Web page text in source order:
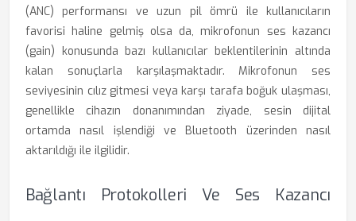
(ANC) performansı ve uzun pil ömrü ile kullanıcıların
favorisi haline gelmiş olsa da, mikrofonun ses kazancı
(gain) konusunda bazı kullanıcılar beklentilerinin altında
kalan sonuçlarla karşılaşmaktadır. Mikrofonun ses
seviyesinin cılız gitmesi veya karşı tarafa boğuk ulaşması,
genellikle cihazın donanımından ziyade, sesin dijital
ortamda nasıl işlendiği ve Bluetooth üzerinden nasıl
aktarıldığı ile ilgilidir.
Bağlantı Protokolleri Ve Ses Kazancı